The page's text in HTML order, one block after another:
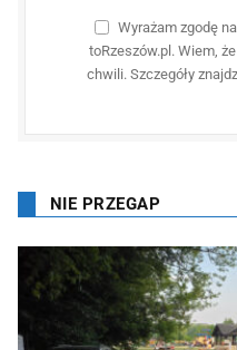
Wyrażam zgodę
toRzeszów.pl. Wiem,
chwili. Szczegóły
NIE PRZEGAP